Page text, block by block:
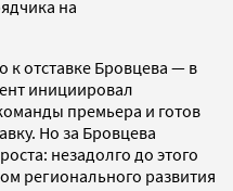
на
к отставке Бровцева — в
инициировал
премьера и готов
Но за Бровцева
незадолго до этого
регионального развития